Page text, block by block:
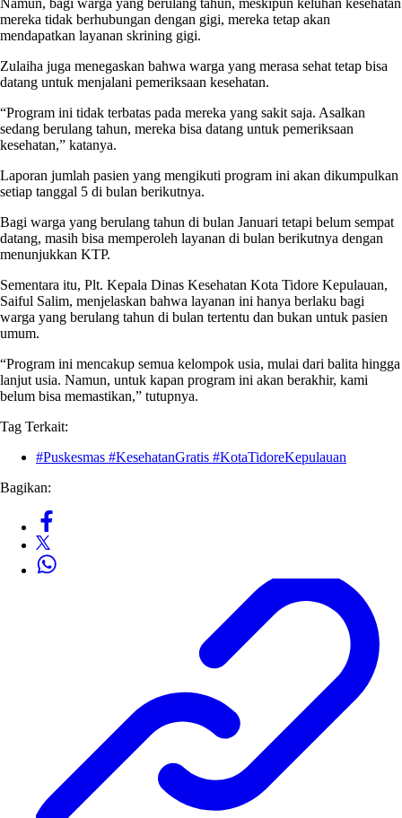
mereka tidak berhubungan dengan gigi, mereka tetap akan
mendapatkan layanan skrining gigi.
Zulaiha juga menegaskan bahwa warga yang merasa sehat tetap bisa
datang untuk menjalani pemeriksaan kesehatan.
“Program ini tidak terbatas pada mereka yang sakit saja. Asalkan
sedang berulang tahun, mereka bisa datang untuk pemeriksaan
kesehatan,” katanya.
Laporan jumlah pasien yang mengikuti program ini akan dikumpulkan
setiap tanggal 5 di bulan berikutnya.
Bagi warga yang berulang tahun di bulan Januari tetapi belum sempat
datang, masih bisa memperoleh layanan di bulan berikutnya dengan
menunjukkan KTP.
Sementara itu, Plt. Kepala Dinas Kesehatan Kota Tidore Kepulauan,
Saiful Salim, menjelaskan bahwa layanan ini hanya berlaku bagi
warga yang berulang tahun di bulan tertentu dan bukan untuk pasien
umum.
“Program ini mencakup semua kelompok usia, mulai dari balita hingga
lanjut usia. Namun, untuk kapan program ini akan berakhir, kami
belum bisa memastikan,” tutupnya.
Tag Terkait:
#Puskesmas #KesehatanGratis #KotaTidoreKepulauan
Bagikan: